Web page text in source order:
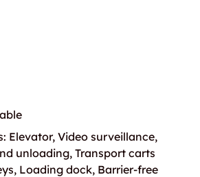
Elevator, Video surveillance,
unloading, Transport carts
Loading dock, Barrier-free